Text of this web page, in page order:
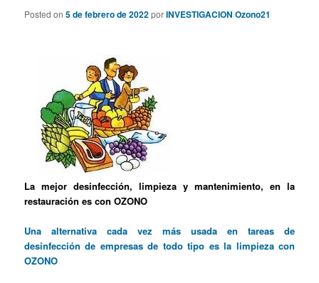
Posted on5 de febrero de 2022porINVESTIGACION Ozono21
La mejor desinfección, limpieza y mantenimiento, en la
restauración es con OZONO
Una alternativa cada vez más usada en tareas de
desinfección de empresas de todo tipo es la limpieza con
OZONO